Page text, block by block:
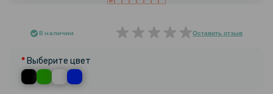
В наличии Оставить отзыв
Выберите цвет